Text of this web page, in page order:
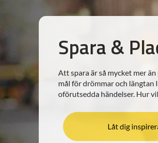
Spara &
Att spara är så mycket mer
mål för drömmar och
oförutsedda händelser. Hur
Låt dig